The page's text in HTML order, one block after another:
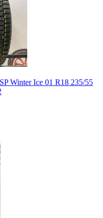
Winter Ice 01 R18 235/55